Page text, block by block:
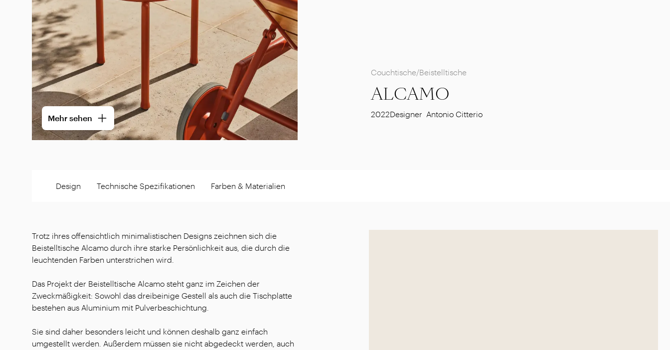
Mehr sehen
Couchtische/Beistelltische
ALCAMO
2022Designer Antonio Citterio
Design Technische Spezifikationen Farben & Materialien
Trotz ihres offensichtlich minimalistischen Designs zeichnen sich die
Beistelltische Alcamo durch ihre starke Persönlichkeit aus, die durch die
leuchtenden Farben unterstrichen wird.
Das Projekt der Beistelltische Alcamo steht ganz im Zeichen der
Zweckmäßigkeit: Sowohl das dreibeinige Gestell als auch die Tischplatte
bestehen aus Aluminium mit Pulverbeschichtung.
Sie sind daher besonders leicht und können deshalb ganz einfach
umgestellt werden. Außerdem müssen sie nicht abgedeckt werden, auch